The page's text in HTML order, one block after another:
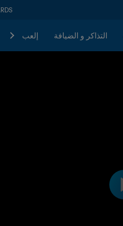
التذاكر و الضيافة إلعب